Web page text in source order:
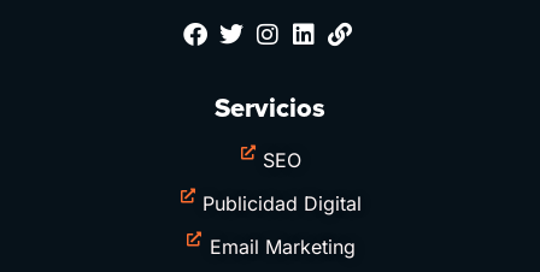
Servicios
SEO
Publicidad Digital
Email Marketing